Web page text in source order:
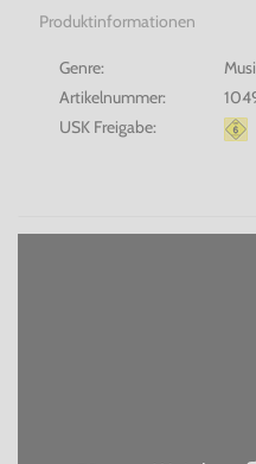
Produktinformationen
Genre:
Artikelnummer:
USK Freigabe: